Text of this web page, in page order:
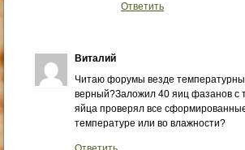
Ответить
Виталий
Читаю форумы везде
верный?Заложил 40 яиц фазанов с
яйца проверял все
температуре или во влажности?